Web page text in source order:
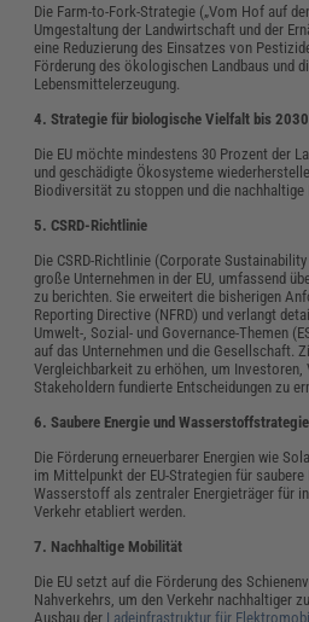
Die Farm-to-Fork-Strategie („Vom Hof auf
Umgestaltung der Landwirtschaft und der
eine Reduzierung des Einsatzes von
Förderung des ökologischen Landbaus und
Lebensmittelerzeugung.
4. Strategie für biologische Vielfalt bis 2030
Die EU möchte mindestens 30 Prozent der
und geschädigte Ökosysteme
Biodiversität zu stoppen und die
5. CSRD-Richtlinie
Die CSRD-Richtlinie (Corporate
große Unternehmen in der EU, umfassend
zu berichten. Sie erweitert die bisherigen
Reporting Directive (NFRD) und verlangt
Umwelt-, Sozial- und Governance-Themen
auf das Unternehmen und die Gesellschaft.
Vergleichbarkeit zu erhöhen, um Investoren,
Stakeholdern fundierte Entscheidungen zu
6. Saubere Energie und Wasserstoffstrategie
Die Förderung erneuerbarer Energien wie
im Mittelpunkt der EU-Strategien für
Wasserstoff als zentraler Energieträger für
Verkehr etabliert werden.
7. Nachhaltige Mobilität
Die EU setzt auf die Förderung des
Nahverkehrs, um den Verkehr nachhaltiger
Ausbau der Ladeinfrastruktur für